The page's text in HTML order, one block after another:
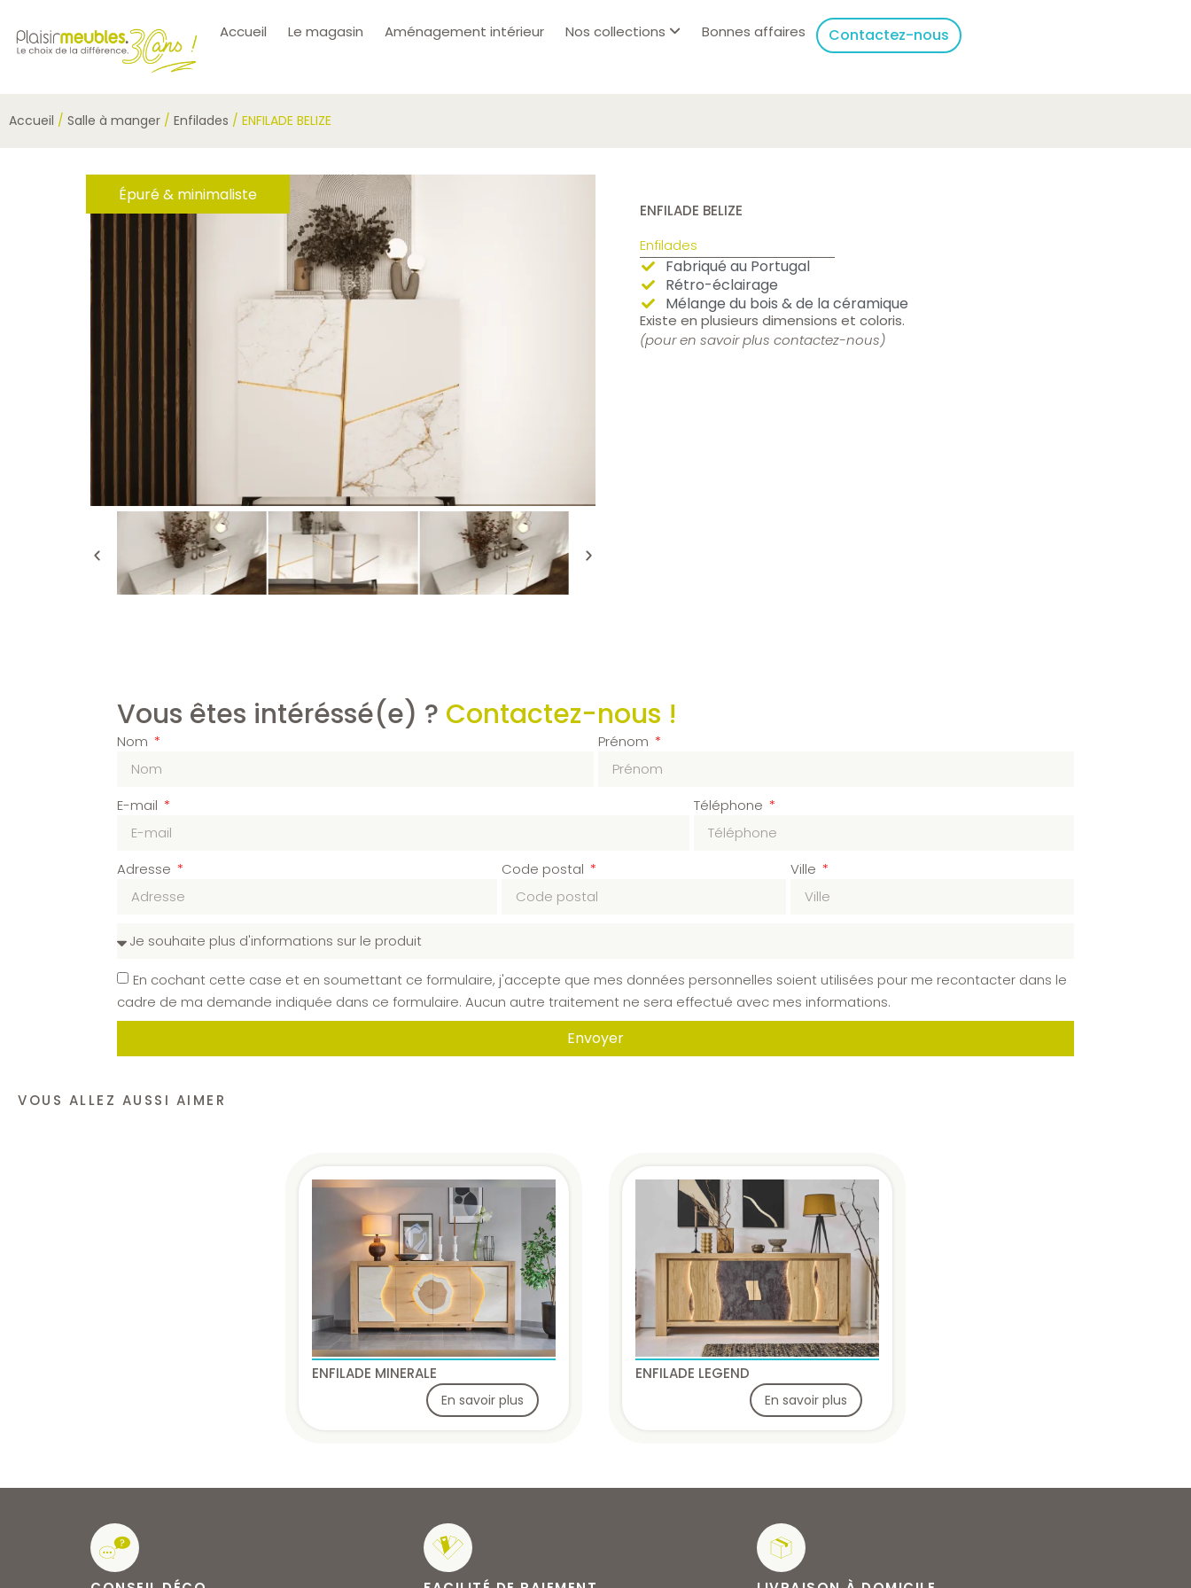
Accueil Le magasin Aménagement intérieur Nos collections Bonnes affaires Contactez-nous
Accueil / Salle à manger / Enfilades / ENFILADE BELIZE
Épuré & minimaliste
ENFILADE BELIZE
Enfilades
Fabriqué au Portugal
Rétro-éclairage
Mélange du bois & de la céramique
Existe en plusieurs dimensions et coloris.
(pour en savoir plus contactez-nous)
Vous êtes intéréssé(e) ? Contactez-nous !
Nom Prénom
E-mail Téléphone
Adresse Code postal Ville
En cochant cette case et en soumettant ce formulaire, j'accepte que mes données personnelles soient utilisées pour me recontacter dans le
cadre de ma demande indiquée dans ce formulaire. Aucun autre traitement ne sera effectué avec mes informations.
Envoyer
VOUS ALLEZ AUSSI AIMER
ENFILADE MINERALE
En savoir plus
ENFILADE LEGEND
En savoir plus